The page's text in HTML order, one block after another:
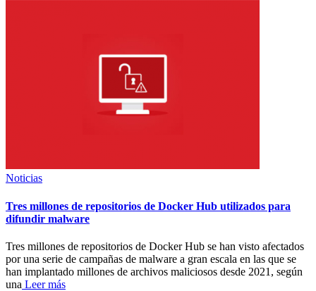
Noticias
Tres millones de repositorios de Docker Hub utilizados para
difundir malware
Tres millones de repositorios de Docker Hub se han visto afectados
por una serie de campañas de malware a gran escala en las que se
han implantado millones de archivos maliciosos desde 2021, según
una Leer más